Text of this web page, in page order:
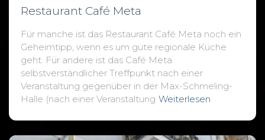
Restaurant Café Meta
Für manche ist das Restaurant Café Meta noch ein
Geheimtipp, wenn es um gute regionale Küche
geht. Für andere ist das Café Meta
selbstverständlicher Treffpunkt nach einer
Veranstaltung gegenüber in der Max-Schmeling-
Halle (nach einer Veranstaltung Weiterlesen